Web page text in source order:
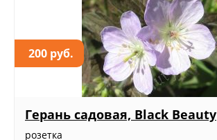
200 руб.
Герань садовая, Black Beauty
розетка